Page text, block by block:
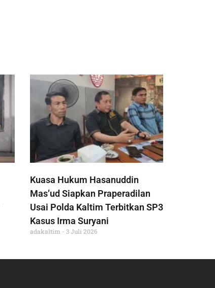
Kuasa Hukum Hasanuddin
Mas’ud Siapkan Praperadilan
Usai Polda Kaltim Terbitkan SP3
Kasus Irma Suryani
adakaltim 3 Juli 2026